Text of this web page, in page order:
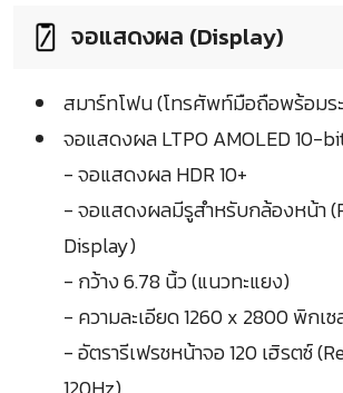
จอแสดงผล (Display)
สมาร์ทโฟน (โทรศัพท์มือถือพร้อมร
จอแสดงผล LTPO AMOLED 10-
- จอแสดงผล HDR 10+
- จอแสดงผลมีรูสำหรับกล้องหน้า
Display)
- กว้าง 6.78 นิ้ว (แนวทะแยง)
- ความละเอียด 1260 x 2800 พิกเ
- อัตรารีเฟรชหน้าจอ 120 เฮิรตซ์